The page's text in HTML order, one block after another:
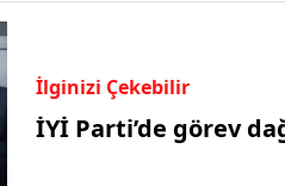
İlginizi Çekebilir
İYİ Parti’de görev